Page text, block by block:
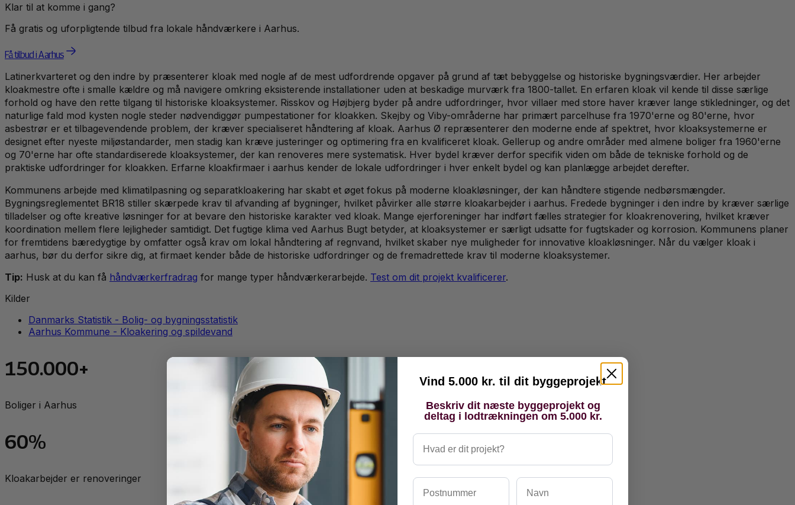
Klar til at komme i gang?
Få gratis og uforpligtende tilbud fra lokale håndværkere i Aarhus.
Få tilbud i Aarhus
Latinerkvarteret og den indre by præsenterer kloak med nogle af de mest udfordrende opgaver på grund af tæt bebyggelse og historiske bygningsværdier. Her arbejder
kloakmestre ofte i smalle kældre og må navigere omkring eksisterende installationer uden at beskadige murværk fra 1800-tallet. En erfaren kloak vil kende til disse særlige
forhold og have den rette tilgang til historiske kloaksystemer. Risskov og Højbjerg byder på andre udfordringer, hvor villaer med store haver kræver lange stikledninger, og det
naturlige fald mod kysten nogle steder nødvendiggør pumpestationer for kloakken. Skejby og Viby-områderne har primært parcelhuse fra 1970'erne og 80'erne, hvor
asbestrør er et tilbagevendende problem, der kræver specialiseret håndtering af kloak. Aarhus Ø repræsenterer den moderne ende af spektret, hvor kloaksystemerne er
designet efter nyeste miljøstandarder, men stadig kan kræve justeringer og optimering fra en kvalificeret kloak. Gellerup og andre områder med almene boliger fra 1960'erne
og 70'erne har ofte standardiserede kloaksystemer, der kan renoveres mere systematisk. Hver bydel kræver derfor specifik viden om både de tekniske forhold og de
praktiske udfordringer for kloakken. Erfarne kloakfirmaer i aarhus kender de lokale udfordringer i hver enkelt bydel og kan planlægge arbejdet derefter.
Kommunens arbejde med klimatilpasning og separatkloakering har skabt et øget fokus på moderne kloakløsninger, der kan håndtere stigende nedbørsmængder.
Bygningsreglementet BR18 stiller skærpede krav til afvanding af bygninger, hvilket påvirker alle større kloakarbejder i aarhus. Fredede bygninger i den indre by kræver særlige
tilladelser og ofte kreative løsninger for at bevare den historiske karakter ved kloak. Mange ejerforeninger har indført fælles strategier for kloakrenovering, hvilket kræver
koordination mellem flere lejligheder samtidigt. Det fugtige klima ved Aarhus Bugt betyder, at kloaksystemer er særligt udsatte for fugtskader og korrosion. Kommunens planer
for fremtidens bæredygtige by omfatter også krav om lokal håndtering af regnvand, hvilket skaber nye muligheder for innovative kloakløsninger. Når du vælger kloak i
aarhus, bør du derfor sikre dig, at firmaet kender både de historiske udfordringer og de fremadrettede krav til moderne kloaksystemer.
Tip: Husk at du kan få håndværkerfradrag for mange typer håndværkerarbejde. Test om dit projekt kvalificerer.
Kilder
Danmarks Statistik - Bolig- og bygningsstatistik
Aarhus Kommune - Kloakering og spildevand
150.000+
Boliger i Aarhus
60%
Kloakarbejder er renoveringer
Vind 5.000 kr. til dit byggeprojekt
Beskriv dit næste byggeprojekt og
deltag i lodtrækningen om 5.000 kr.
Hvad er dit projekt?
Postnummer Navn